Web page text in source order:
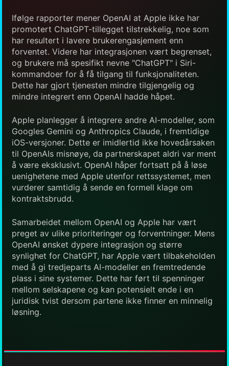
Ifølge rapporter mener OpenAI at Apple ikke har
promotert ChatGPT-tillegget tilstrekkelig, noe som
har resultert i lavere brukerengasjement enn
forventet. Videre har integrasjonen vært begrenset,
og brukere må spesifikt nevne "ChatGPT" i Siri-
kommandoer for å få tilgang til funksjonaliteten.
Dette har gjort tjenesten mindre tilgjengelig og
mindre integrert enn OpenAI hadde håpet.
Apple planlegger å integrere andre AI-modeller, som
Googles Gemini og Anthropics Claude, i fremtidige
iOS-versjoner. Dette er imidlertid ikke hovedårsaken
til OpenAIs misnøye, da partnerskapet aldri var ment
å være eksklusivt. OpenAI håper fortsatt på å løse
uenighetene med Apple utenfor rettssystemet, men
vurderer samtidig å sende en formell klage om
kontraktsbrudd.
Samarbeidet mellom OpenAI og Apple har vært
preget av ulike prioriteringer og forventninger. Mens
OpenAI ønsket dypere integrasjon og større
synlighet for ChatGPT, har Apple vært tilbakeholden
med å gi tredjeparts AI-modeller en fremtredende
plass i sine systemer. Dette har ført til spenninger
mellom selskapene og kan potensielt ende i en
juridisk tvist dersom partene ikke finner en minnelig
løsning.